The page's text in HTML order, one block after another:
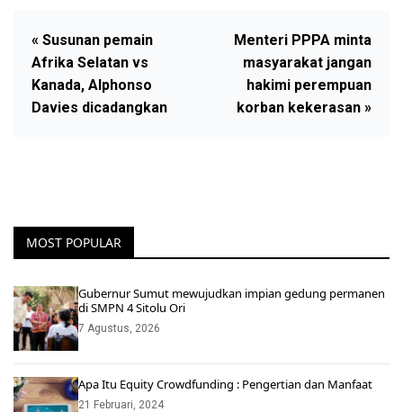
« Susunan pemain
Afrika Selatan vs
Kanada, Alphonso
Davies dicadangkan
Menteri PPPA minta
masyarakat jangan
hakimi perempuan
korban kekerasan »
MOST POPULAR
Gubernur Sumut mewujudkan impian gedung permanen
di SMPN 4 Sitolu Ori
7 Agustus, 2026
Apa Itu Equity Crowdfunding : Pengertian dan Manfaat
21 Februari, 2024